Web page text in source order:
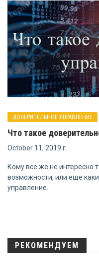
ДОВЕРИТЕЛЬНОЕ УПРАВЛЕНИЕ
Что такое
October 11, 2019 г.
Кому все же не интересно
возможности, или еще
управление.
РЕКОМЕНДУЕМ